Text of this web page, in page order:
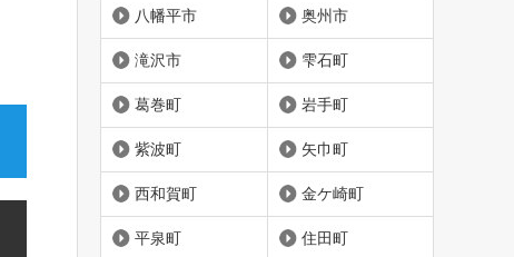
八幡平市 奥州市
滝沢市 雫石町
葛巻町 岩手町
紫波町 矢巾町
西和賀町 金ケ崎町
平泉町 住田町